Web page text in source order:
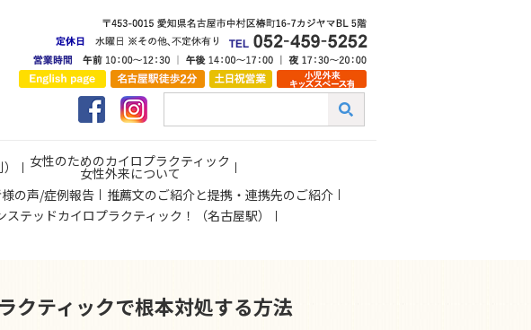
女性のためのカイロプラクティック
女性外来について
の声/症例報告
推薦文のご紹介と提携・連携先のご紹介
テッドカイロプラクティック！（名古屋駅）
クティックで根本対処する方法